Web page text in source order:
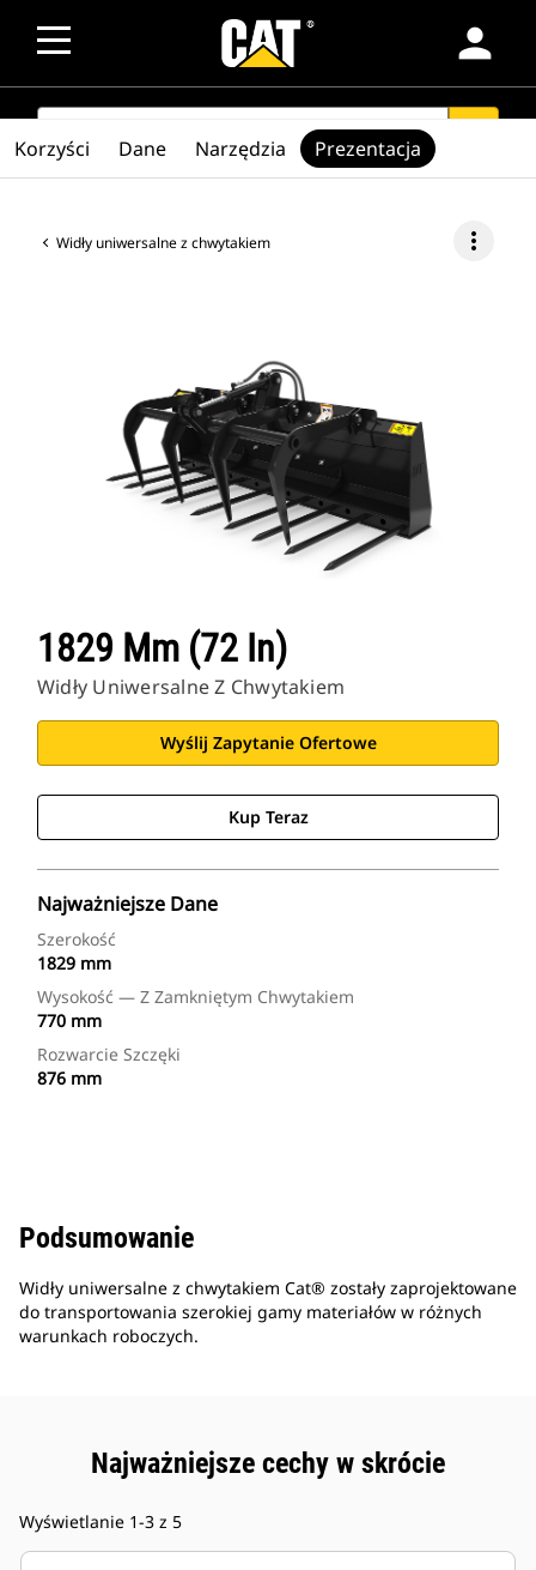
person
SEARCH
Widły uniwersalne z chwytakiem more_vert
1829 Mm (72 In)
Widły Uniwersalne Z Chwytakiem
Wyślij Zapytanie Ofertowe
Kup Teraz
Najważniejsze Dane
Szerokość
1829 mm
Wysokość — Z Zamkniętym Chwytakiem
770 mm
Rozwarcie Szczęki
876 mm
Korzyści Dane Narzędzia Prezentacja
Podsumowanie
Widły uniwersalne z chwytakiem Cat® zostały zaprojektowane
do transportowania szerokiej gamy materiałów w różnych
warunkach roboczych.
Najważniejsze cechy w skrócie
Wyświetlanie 1-3 z 5